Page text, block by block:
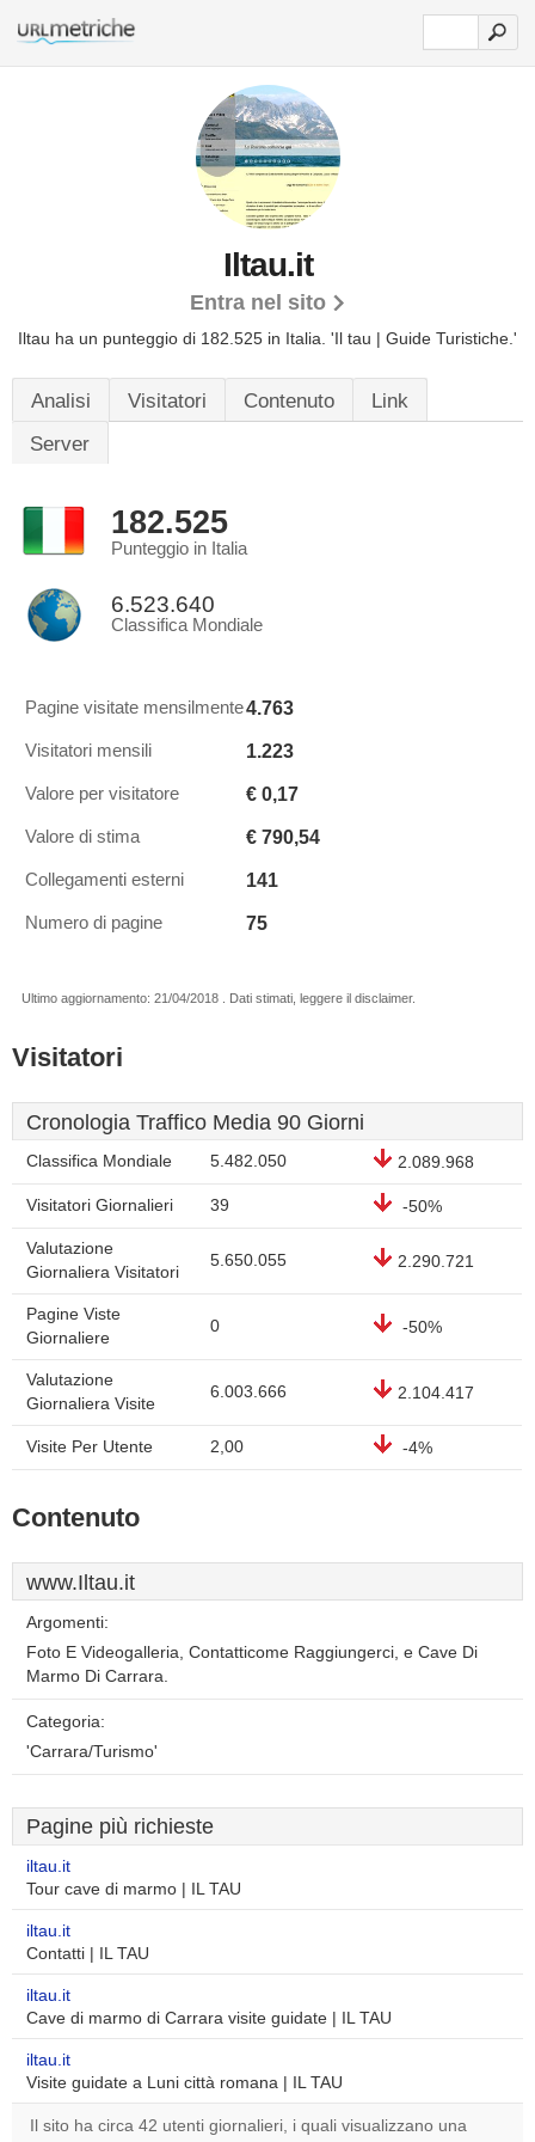
Iltau.it
Entra nel sito
Iltau ha un punteggio di 182.525 in Italia. 'Il tau | Guide Turistiche.'
Analisi Visitatori Contenuto
Link
Server
182.525
Punteggio in Italia
6.523.640
Classifica Mondiale
Pagine visitate mensilmente4.763
Visitatori mensili 1.223
Valore per visitatore € 0,17
Valore di stima € 790,54
Collegamenti esterni 141
Numero di pagine 75
Ultimo aggiornamento: 21/04/2018 . Dati stimati, leggere il disclaimer.
Visitatori
Cronologia Traffico Media 90 Giorni
Classifica Mondiale 5.482.050 2.089.968
Visitatori Giornalieri 39 -50%
Valutazione
Giornaliera Visitatori
5.650.055 2.290.721
Pagine Viste
Giornaliere
0 -50%
Valutazione
Giornaliera Visite
6.003.666 2.104.417
Visite Per Utente 2,00 -4%
Contenuto
www.Iltau.it
Argomenti:
Foto E Videogalleria, Contatticome Raggiungerci, e Cave Di
Marmo Di Carrara.
Categoria:
'Carrara/Turismo'
Pagine più richieste
iltau.it
Tour cave di marmo | IL TAU
iltau.it
Contatti | IL TAU
iltau.it
Cave di marmo di Carrara visite guidate | IL TAU
iltau.it
Visite guidate a Luni città romana | IL TAU
Il sito ha circa 42 utenti giornalieri, i quali visualizzano una